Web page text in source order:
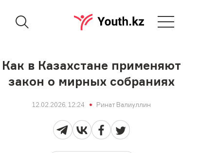
Как в Казахстане применяют
закон о мирных собраниях
12.02.2026, 12:24 Ринат Валиуллин